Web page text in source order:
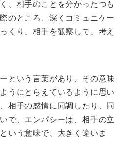
、相手のことを分かったつも
のところ、深くコミュニケー
くり、相手を観察して、考え
という言葉があり、その意味
うにとらえているように思い
相手の感情に同調したり、同
で、エンパシーは、相手の立
いう意味で、大きく違いま